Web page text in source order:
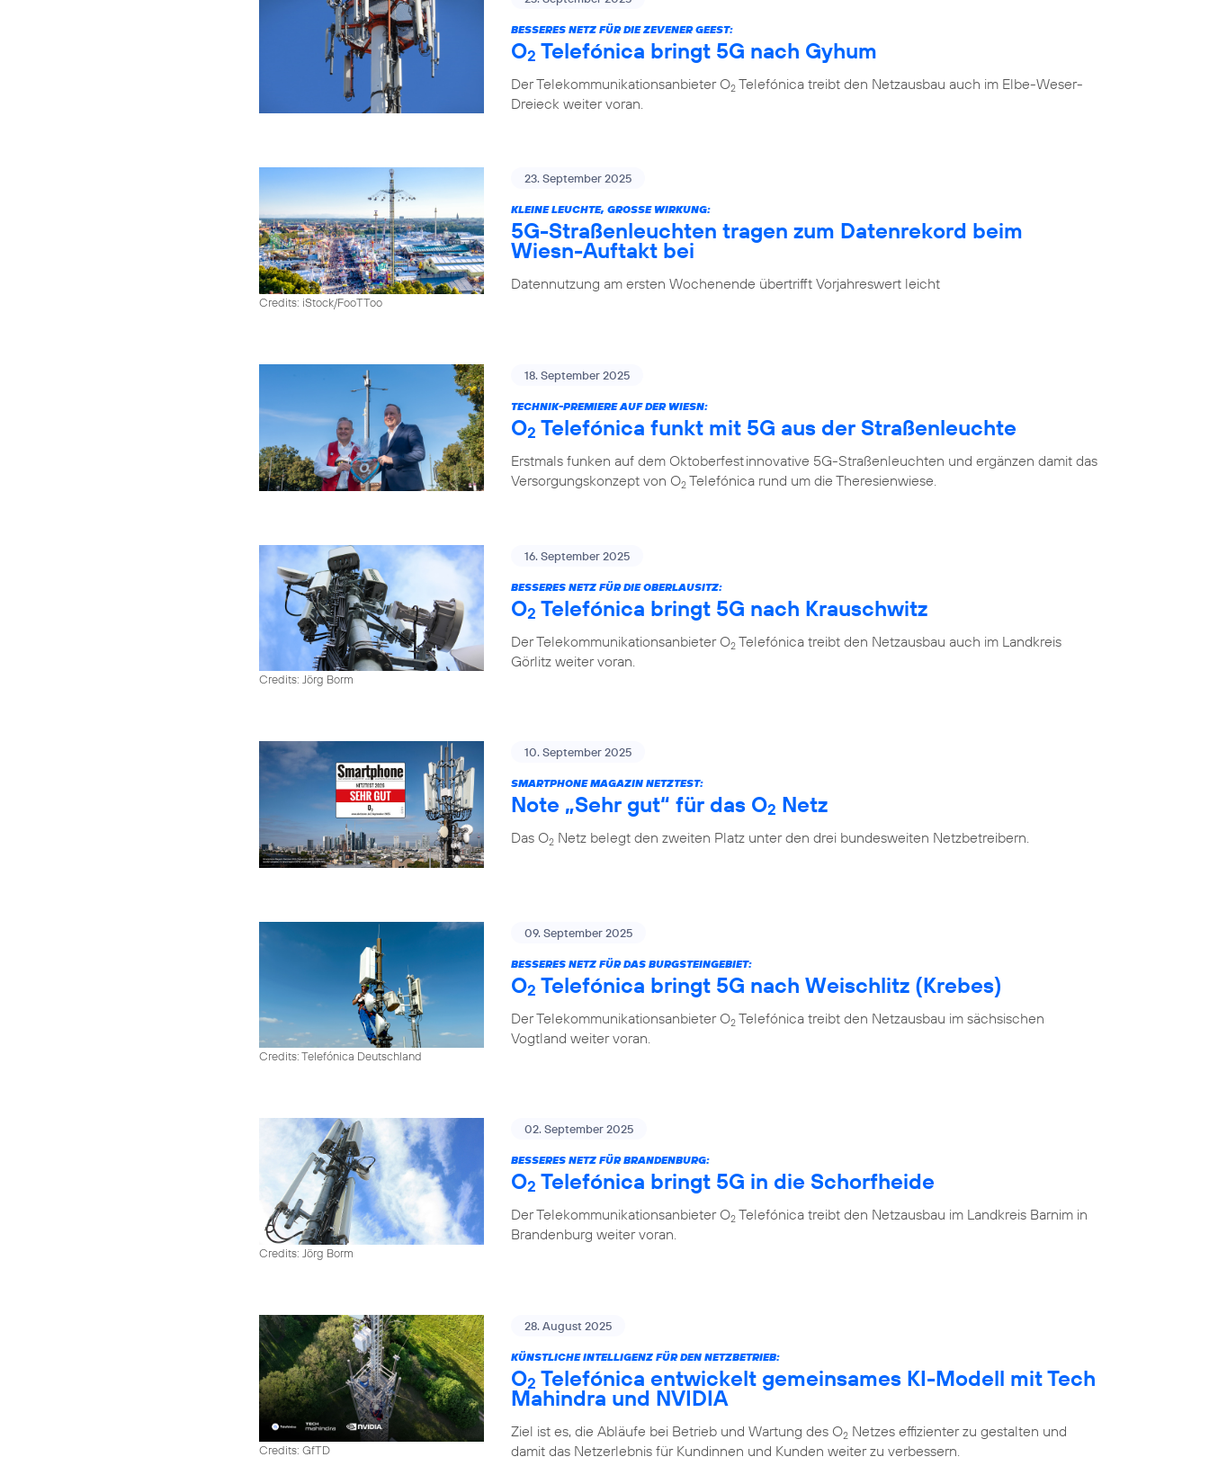
BESSERES NETZ FÜR DIE ZEVENER GEEST:
O2 Telefónica bringt 5G nach Gyhum
Der Telekommunikationsanbieter O2 Telefónica treibt den Netzausbau auch im Elbe-Weser-
Dreieck weiter voran.
Credits: iStock/FooTToo
23. September 2025
KLEINE LEUCHTE, GROSSE WIRKUNG:
5G-Straßenleuchten tragen zum Datenrekord beim
Wiesn-Auftakt bei
Datennutzung am ersten Wochenende übertrifft Vorjahreswert leicht
18. September 2025
TECHNIK-PREMIERE AUF DER WIESN:
O2 Telefónica funkt mit 5G aus der Straßenleuchte
Erstmals funken auf dem Oktoberfest innovative 5G-Straßenleuchten und ergänzen damit das
Versorgungskonzept von O2 Telefónica rund um die Theresienwiese.
Credits: Jörg Borm
16. September 2025
BESSERES NETZ FÜR DIE OBERLAUSITZ:
O2 Telefónica bringt 5G nach Krauschwitz
Der Telekommunikationsanbieter O2 Telefónica treibt den Netzausbau auch im Landkreis
Görlitz weiter voran.
10. September 2025
SMARTPHONE MAGAZIN NETZTEST:
Note „Sehr gut“ für das O2 Netz
Das O2 Netz belegt den zweiten Platz unter den drei bundesweiten Netzbetreibern.
Credits: Telefónica Deutschland
09. September 2025
BESSERES NETZ FÜR DAS BURGSTEINGEBIET:
O2 Telefónica bringt 5G nach Weischlitz (Krebes)
Der Telekommunikationsanbieter O2 Telefónica treibt den Netzausbau im sächsischen
Vogtland weiter voran.
Credits: Jörg Borm
02. September 2025
BESSERES NETZ FÜR BRANDENBURG:
O2 Telefónica bringt 5G in die Schorfheide
Der Telekommunikationsanbieter O2 Telefónica treibt den Netzausbau im Landkreis Barnim in
Brandenburg weiter voran.
Credits: GfTD
28. August 2025
KÜNSTLICHE INTELLIGENZ FÜR DEN NETZBETRIEB:
O2 Telefónica entwickelt gemeinsames KI-Modell mit Tech
Mahindra und NVIDIA
Ziel ist es, die Abläufe bei Betrieb und Wartung des O2 Netzes effizienter zu gestalten und
damit das Netzerlebnis für Kundinnen und Kunden weiter zu verbessern.